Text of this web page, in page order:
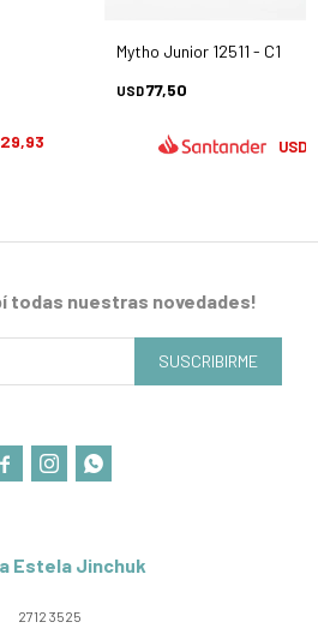
29,93
Mytho Junior 12511 - C1
USD77,50
USD
Estela Jinchuk
2712 3525
todas nuestras novedades!
SUSCRIBIRME
  